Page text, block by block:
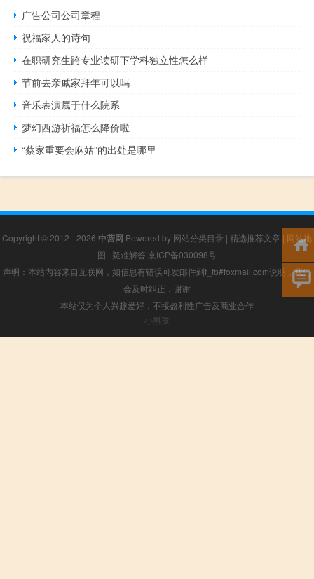
广告公司公司章程
祝福家人的诗句
在职研究生跨专业读研下学科独立性怎么样
节前去亲戚家拜年可以吗
音乐表演属于什么院系
梦幻西游祈福怎么降价啦
“蔡家重要会麻姑”的出处是哪里
Copyright © 2012 - 2026 中营网 Powered by 网站分类目录 | 精选推荐文章 | 网站地
图 | 疑难解答 京ICP备030098号
声明：本站内容来自互联网，如信息有错误可发邮件到f_fb#foxmail.com说明，我们
会及时纠正，谢谢
本站仅为个人兴趣爱好，不接盈利性广告及商业合作
小男孩